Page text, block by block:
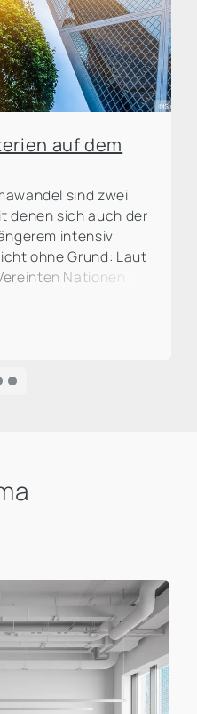
auf dem
sind zwei
denen sich auch der
intensiv
ohne Grund: Laut
Nationen
CO²-
Eine große
ökologische